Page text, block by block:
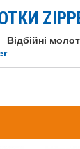
Відбійні